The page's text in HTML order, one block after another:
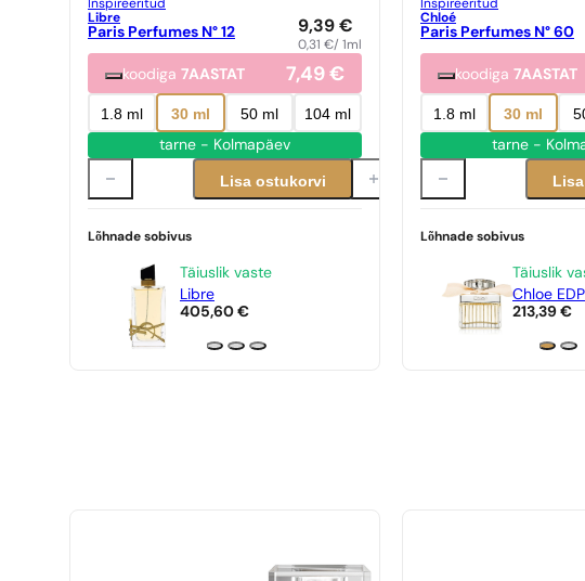
Inspireeritud
Libre
Paris Perfumes N° 12 9,39 €
0,31 €/ 1ml
koodiga 7AASTAT 7,49 €
1.8 ml 30 ml 50 ml 104 ml
tarne - Kolmapäev
Lisa ostukorvi
Lõhnade sobivus
Täiuslik vaste
Libre
405,60 €
Inspireeritud
Chloé
Paris Perfumes N° 60
koodiga 7AASTAT
1.8 ml 30 ml
tarne -
Lõhnade sobivus
Täiuslik
Chloe EDP
213,39 €